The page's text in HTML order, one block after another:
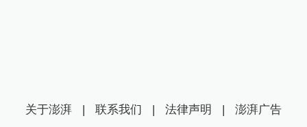
关于澎湃 | 联系我们 | 法律声明 | 澎湃广告